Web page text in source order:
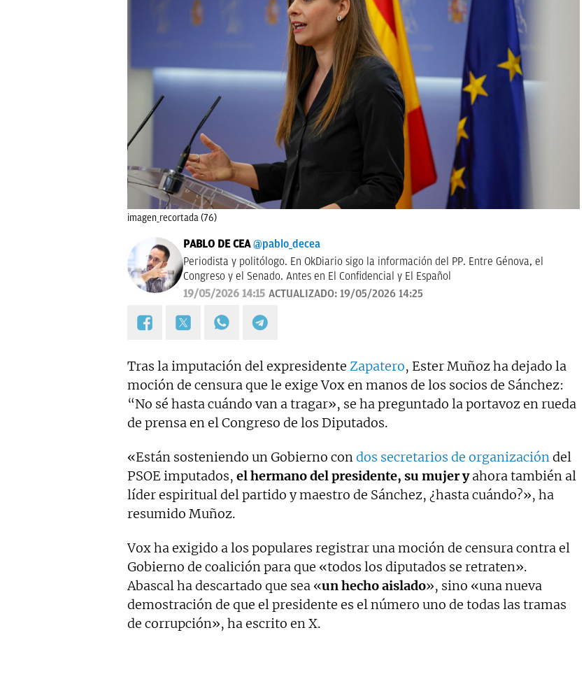
imagen_recortada (76)
PABLO DE CEA @pablo_decea
Periodista y politólogo. En OkDiario sigo la información del PP. Entre Génova, el
Congreso y el Senado. Antes en El Confidencial y El Español
19/05/2026 14:15 ACTUALIZADO: 19/05/2026 14:25
Tras la imputación del expresidente Zapatero, Ester Muñoz ha dejado la
moción de censura que le exige Vox en manos de los socios de Sánchez:
“No sé hasta cuándo van a tragar», se ha preguntado la portavoz en rueda
de prensa en el Congreso de los Diputados.
«Están sosteniendo un Gobierno condos secretarios de organizacióndel
PSOE imputados, el hermano del presidente, su mujer yahora también al
líder espiritual del partido y maestro de Sánchez, ¿hasta cuándo?», ha
resumido Muñoz.
Vox ha exigido a los populares registrar una moción de censura contra el
Gobierno de coalición para que «todos los diputados se retraten».
Abascal ha descartado que sea «un hecho aislado», sino «una nueva
demostración de que el presidente es el número uno de todas las tramas
de corrupción», ha escrito en X.